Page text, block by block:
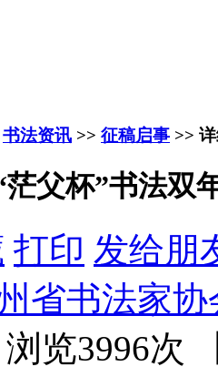
书法资讯 >> 征稿启事 >>
父杯”书法双
打印 发给朋
省书法家协
览3996次